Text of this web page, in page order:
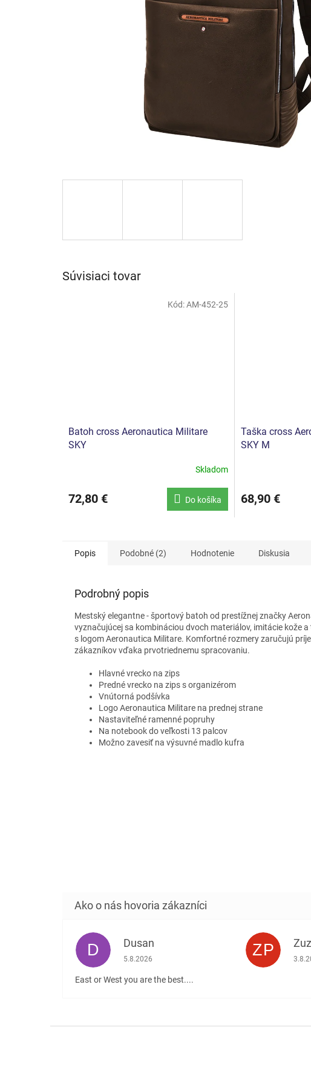
Súvisiaci tovar
Batoh cross Aeronautica Militare
SKY
Skladom
72,80 € Do košíka
Kód:AM-452-25
Taška cross
SKY M
68,90 €
Popis Podobné (2) Hodnotenie Diskusia
Podrobný popis
Mestský elegantne - športový batoh od prestížnej značky
vyznačujúcej sa kombináciou dvoch materiálov, imitácie kože
s logom Aeronautica Militare. Komfortné rozmery zaručujú
zákazníkov vďaka prvotriednemu spracovaniu.
Hlavné vrecko na zips
Predné vrecko na zips s organizérom
Vnútorná podšívka
Logo Aeronautica Militare na prednej strane
Nastaviteľné ramenné popruhy
Na notebook do veľkosti 13 palcov
Možno zavesiť na výsuvné madlo kufra
D Dusan
Hodnotenie obchodu je 5 z 5 hviezdičiek.
5.8.2026
East or West you are the best....
ZP